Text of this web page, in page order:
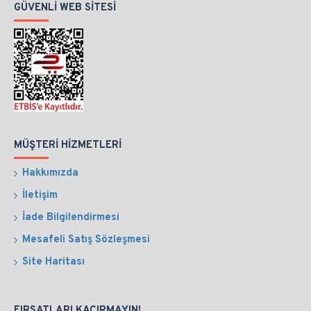
GÜVENLI WEB SITESI
MÜŞTERI HIZMETLERI
Hakkımızda
İletişim
İade Bilgilendirmesi
Mesafeli Satış Sözleşmesi
Site Haritası